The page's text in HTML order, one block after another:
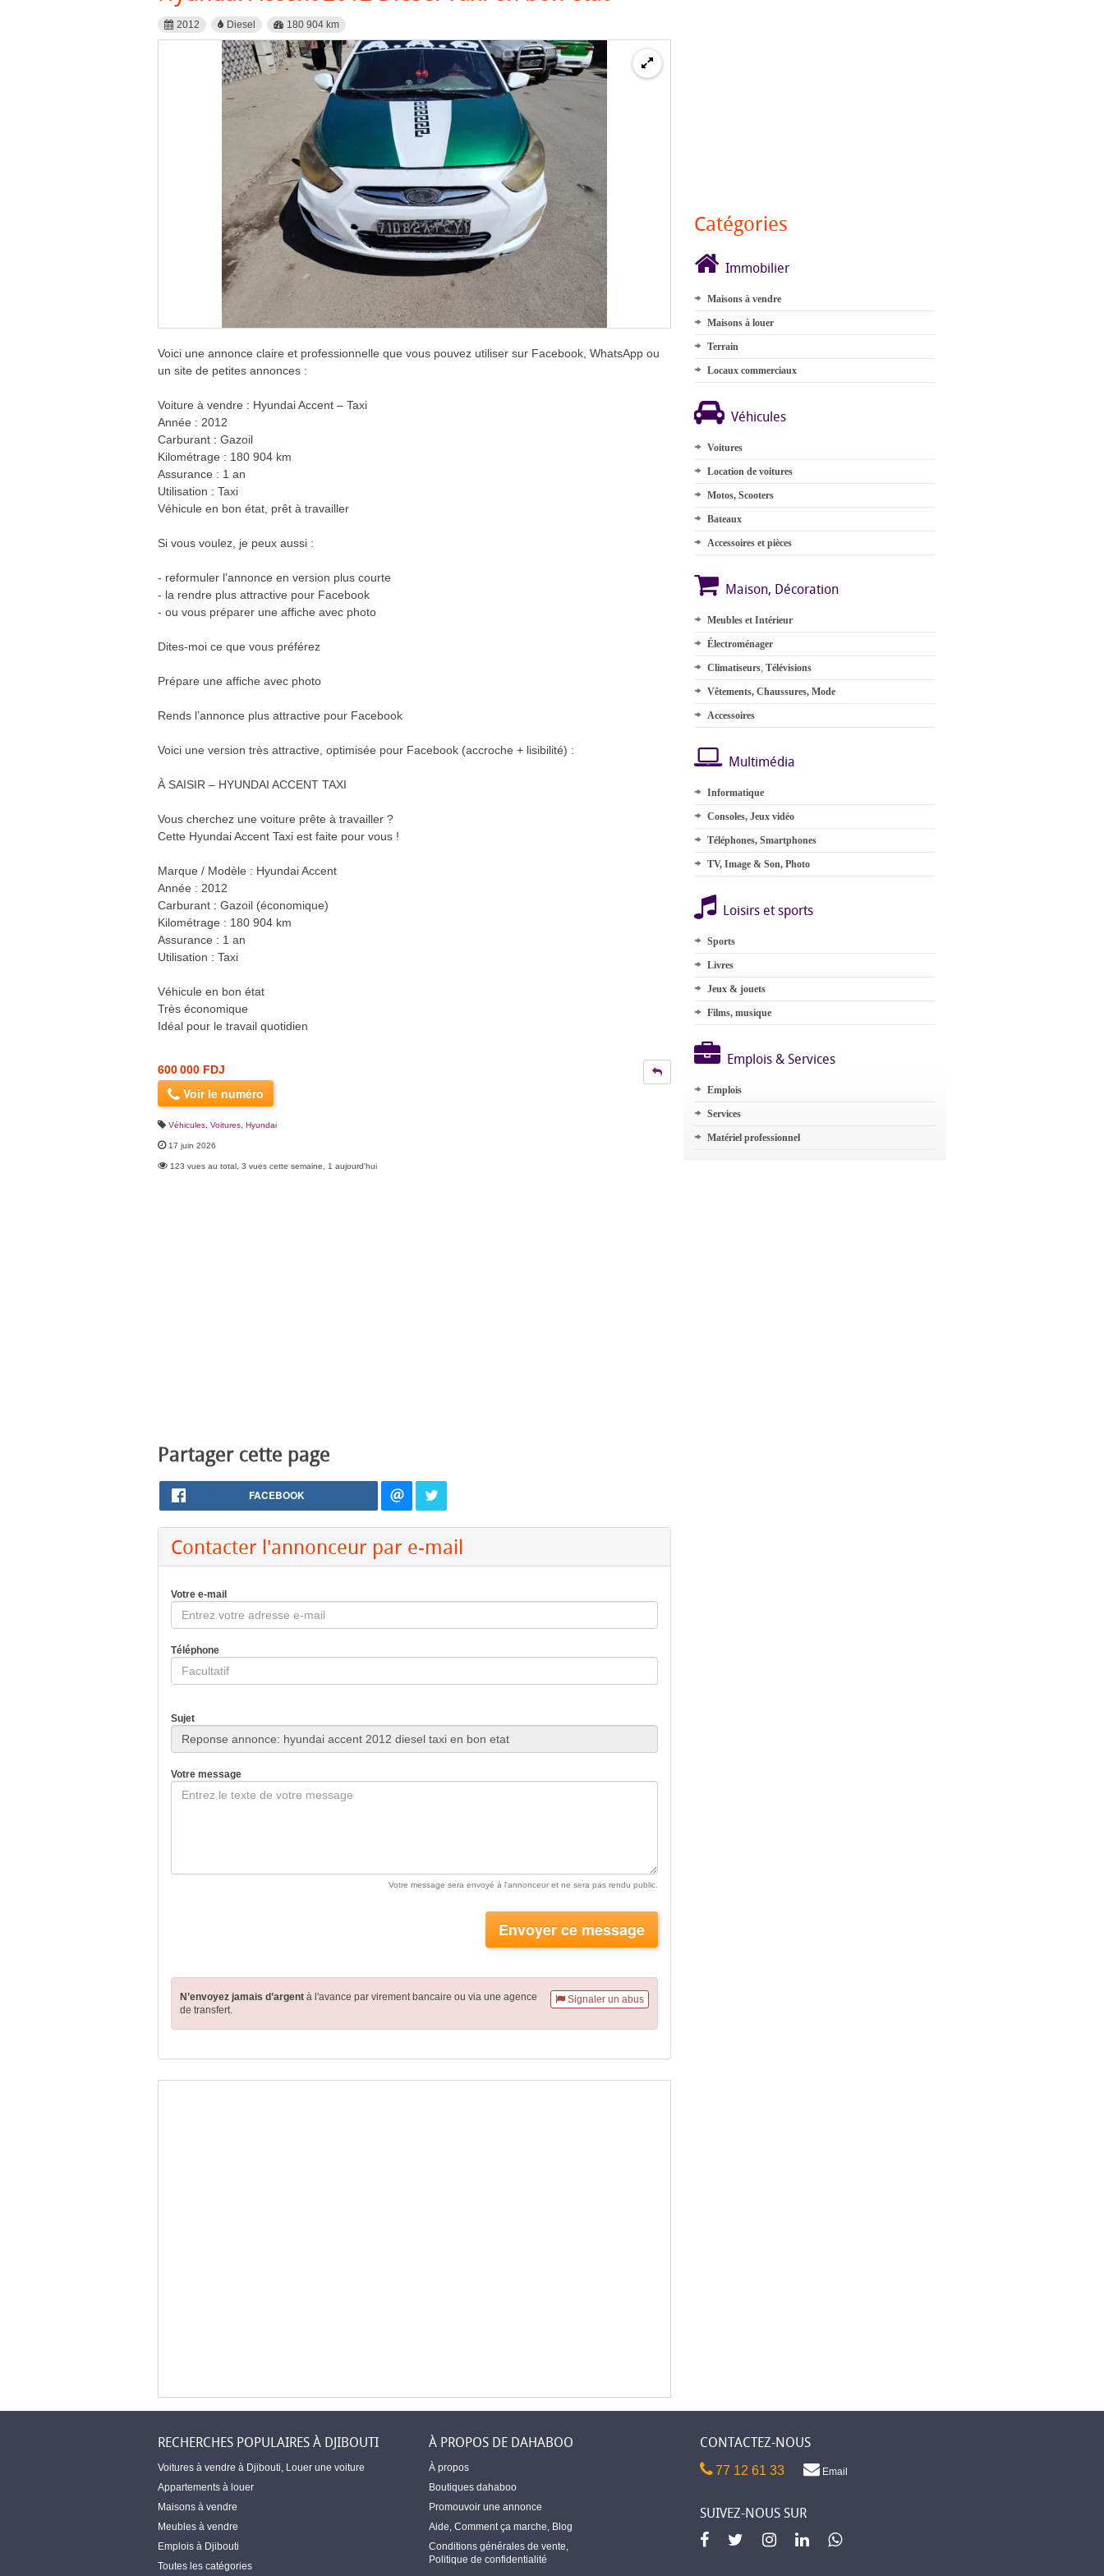
2012 Diesel 180 904 km
Voici une annonce claire et professionnelle que vous pouvez utiliser sur Facebook, WhatsApp ou
un site de petites annonces :
Voiture à vendre : Hyundai Accent – Taxi
Année : 2012
Carburant : Gazoil
Kilométrage : 180 904 km
Assurance : 1 an
Utilisation : Taxi
Véhicule en bon état, prêt à travailler
Si vous voulez, je peux aussi :
- reformuler l’annonce en version plus courte
- la rendre plus attractive pour Facebook
- ou vous préparer une affiche avec photo
Dites-moi ce que vous préférez
Prépare une affiche avec photo
Rends l’annonce plus attractive pour Facebook
Voici une version très attractive, optimisée pour Facebook (accroche + lisibilité) :
À SAISIR – HYUNDAI ACCENT TAXI
Vous cherchez une voiture prête à travailler ?
Cette Hyundai Accent Taxi est faite pour vous !
Marque / Modèle : Hyundai Accent
Année : 2012
Carburant : Gazoil (économique)
Kilométrage : 180 904 km
Assurance : 1 an
Utilisation : Taxi
Véhicule en bon état
Très économique
Idéal pour le travail quotidien
600 000 FDJ
Voir le numéro
Véhicules Voitures Hyundai
17 juin 2026
123 vues au total, 3 vues cette semaine, 1 aujourd'hui
Partager cette page
FACEBOOK
Contacter l'annonceur par e-mail
Votre e-mail
Téléphone
Sujet
Votre message
Votre message sera envoyé à l'annonceur et ne sera pas rendu public.
Envoyer ce message
Signaler un abus
N’envoyez jamais d’argent à l'avance par virement bancaire ou via une agence
de transfert.
Catégories
Immobilier
Maisons à vendre
Maisons à louer
Terrain
Locaux commerciaux
Véhicules
Voitures
Location de voitures
Motos, Scooters
Bateaux
Accessoires et pièces
Maison, Décoration
Meubles et Intérieur
Électroménager
Climatiseurs, Télévisions
Vêtements, Chaussures, Mode
Accessoires
Multimédia
Informatique
Consoles, Jeux vidéo
Téléphones, Smartphones
TV, Image & Son, Photo
Loisirs et sports
Sports
Livres
Jeux & jouets
Films, musique
Emplois & Services
Emplois
Services
Matériel professionnel
RECHERCHES POPULAIRES À DJIBOUTI
Voitures à vendre à Djibouti Louer une voiture
Appartements à louer
Maisons à vendre
Meubles à vendre
Emplois à Djibouti
Toutes les catégories
À PROPOS DE DAHABOO
À propos
Boutiques dahaboo
Promouvoir une annonce
Aide Comment ça marche Blog
Conditions générales de vente
Politique de confidentialité
CONTACTEZ-NOUS
77 12 61 33 Email
SUIVEZ-NOUS SUR